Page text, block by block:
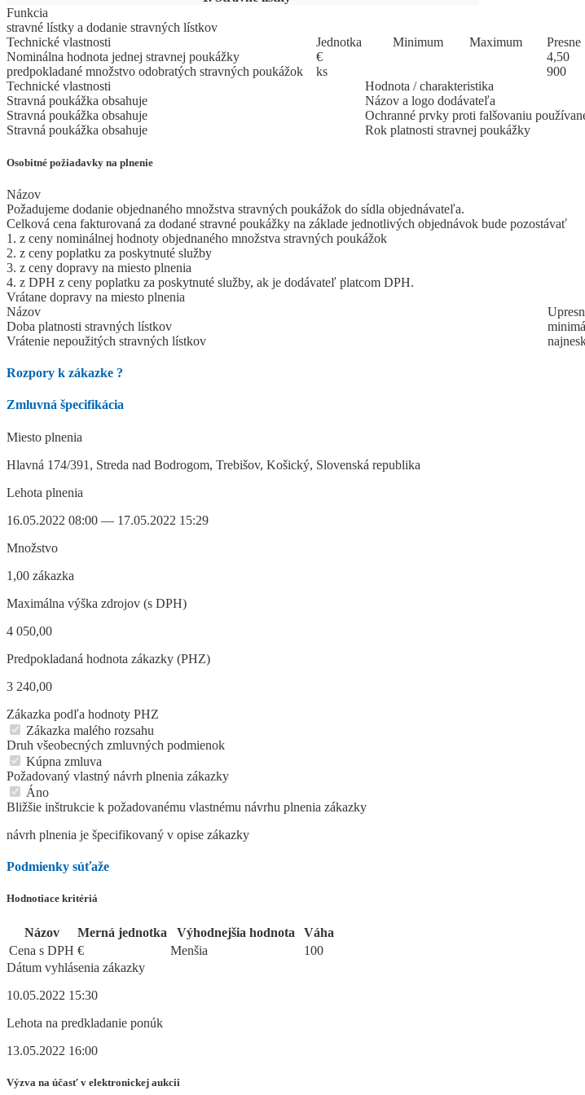
Funkcia
stravné lístky a dodanie stravných lístkov
Technické vlastnosti
Jed­not­ka Mi­ni­mum Ma­xi­mum Pres­ne
Nominálna hodnota jednej stravnej poukážky
€
4,50
predpokladané množstvo odobratých stravných poukážok
ks
900
Technické vlastnosti
Hodnota / charakteristika
Stravná poukážka obsahuje
Názov a logo dodávateľa
Stravná poukážka obsahuje
Ochranné prvky proti falšovaniu
Stravná poukážka obsahuje
Rok platnosti stravnej poukážky
Osobitné požiadavky na plnenie
Názov
Požadujeme dodanie objednaného množstva stravných poukážok do sídla objednávateľa.
Celková cena fakturovaná za dodané stravné poukážky na základe jednotlivých objednávok bude pozostávať
1. z ceny nominálnej hodnoty objednaného množstva stravných poukážok
2. z ceny poplatku za poskytnuté služby
3. z ceny dopravy na miesto plnenia
4. z DPH z ceny poplatku za poskytnuté služby, ak je dodávateľ platcom DPH.
Vrátane dopravy na miesto plnenia
Názov
Doba platnosti stravných lístkov
Vrátenie nepoužitých stravných lístkov
Rozpory k zákazke ?
Zmluvná špecifikácia
Miesto plnenia
Hlavná 174/391, Streda nad Bodrogom, Trebišov, Košický, Slovenská republika
Lehota plnenia
16.05.2022 08:00 — 17.05.2022 15:29
Množstvo
1,00 zákazka
Maximálna výška zdrojov (s DPH)
4 050,00
Predpokladaná hodnota zákazky (PHZ)
3 240,00
Zákazka podľa hodnoty PHZ
Zákazka malého rozsahu
Druh všeobecných zmluvných podmienok
Kúpna zmluva
Požadovaný vlastný návrh plnenia zákazky
Áno
Bližšie inštrukcie k požadovanému vlastnému návrhu plnenia zákazky
návrh plnenia je špecifikovaný v opise zákazky
Podmienky súťaže
Hodnotiace kritériá
Názov Merná jednotka Výhodnejšia hodnota
Váha
Cena s DPH € Menšia
100
Dátum vyhlásenia zákazky
10.05.2022 15:30
Lehota na predkladanie ponúk
13.05.2022 16:00
Výzva na účasť v elektronickej aukcii